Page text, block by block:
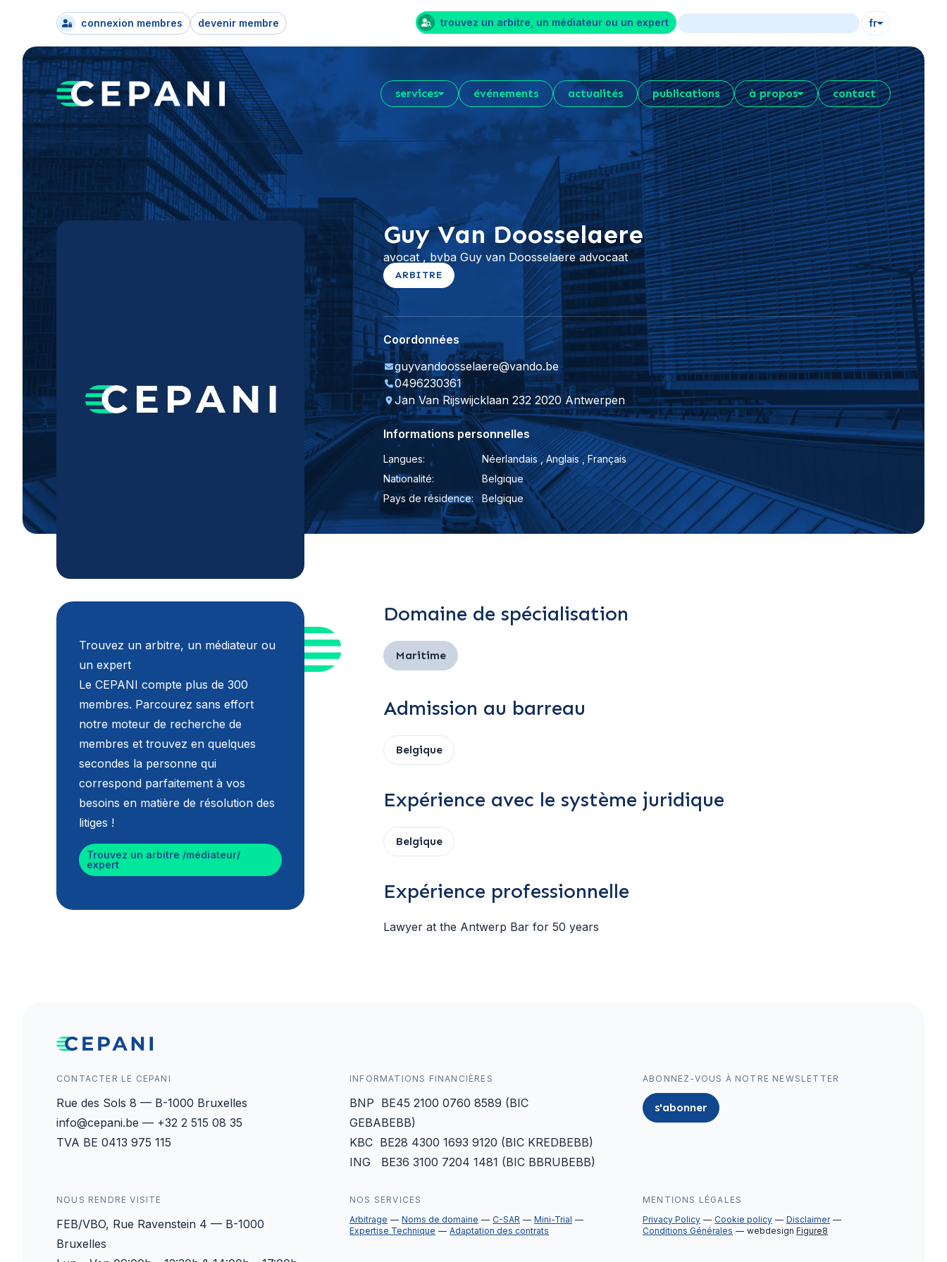
connexion membres devenir membre trouvez un arbitre, un médiateur ou un expert fr
services événements actualités publications à propos contact
Guy Van Doosselaere
avocat , bvba Guy van Doosselaere advocaat
ARBITRE
Coordonnées
guyvandoosselaere@vando.be
0496230361
Jan Van Rijswijcklaan 232 2020 Antwerpen
Informations personnelles
Langues:
Néerlandais , Anglais , Français
Nationalité:
Belgique
Pays de résidence:
Belgique
Trouvez un arbitre, un médiateur ou
un expert
Le CEPANI compte plus de 300
membres. Parcourez sans effort
notre moteur de recherche de
membres et trouvez en quelques
secondes la personne qui
correspond parfaitement à vos
besoins en matière de résolution des
litiges !
Trouvez un arbitre /médiateur/
expert
Domaine de spécialisation
Maritime
Admission au barreau
Belgique
Expérience avec le système juridique
Belgique
Expérience professionnelle
Lawyer at the Antwerp Bar for 50 years
CONTACTER LE CEPANI
Rue des Sols 8 — B-1000 Bruxelles
info@cepani.be — +32 2 515 08 35
TVA BE 0413 975 115
INFORMATIONS FINANCIÈRES
BNP BE45 2100 0760 8589 (BIC
GEBABEBB)
KBC BE28 4300 1693 9120 (BIC KREDBEBB)
ING BE36 3100 7204 1481 (BIC BBRUBEBB)
ABONNEZ-VOUS À NOTRE NEWSLETTER
s'abonner
NOUS RENDRE VISITE
FEB/VBO, Rue Ravenstein 4 — B-1000
Bruxelles
NOS SERVICES
Arbitrage
Noms de domaine C-SAR
Mini-Trial
Expertise Technique
Adaptation des contrats
MENTIONS LÉGALES
Privacy Policy
Cookie policy
Disclaimer
Conditions Générales
webdesign Figure8